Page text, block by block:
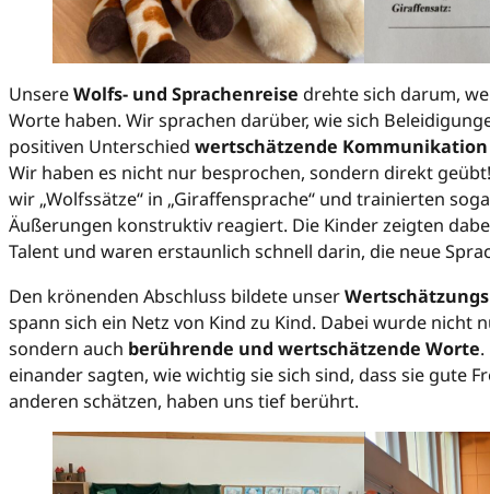
UnsereWolfs- und Sprachenreise drehte sich darum,
Worte haben. Wir sprachen darüber, wie sich
positiven Unterschied wertschätzende Kommunikation
Wir haben es nicht nur besprochen, sondern direkt
wir „Wolfssätze“ in „Giraffensprache“ und trainierten
Äußerungen konstruktiv reagiert. Die Kinder zeigten
Talent und waren erstaunlich schnell darin, die neue
Den krönenden Abschluss bildete unser
spann sich ein Netz von Kind zu Kind. Dabei wurde nicht
sondern auch berührende und wertschätzende Worte
einander sagten, wie wichtig sie sich sind, dass sie gute
anderen schätzen, haben uns tief berührt.